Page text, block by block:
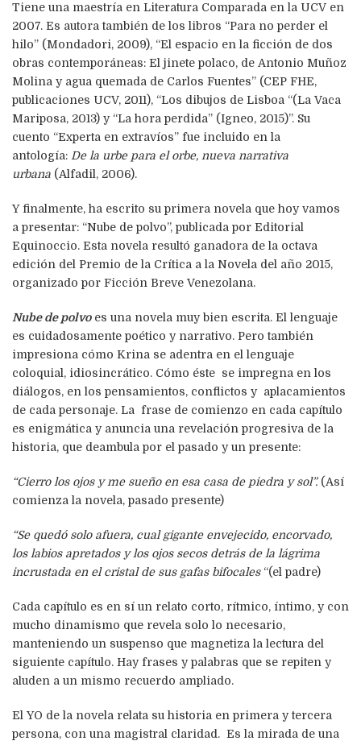
Tiene una maestría en Literatura Comparada en la UCV en
2007. Es autora también de los libros “Para no perder el
hilo” (Mondadori, 2009), “El espacio en la ficción de dos
obras contemporáneas: El jinete polaco, de Antonio Muñoz
Molina y agua quemada de Carlos Fuentes” (CEP FHE,
publicaciones UCV, 2011), “Los dibujos de Lisboa “(La Vaca
Mariposa, 2013) y “La hora perdida” (Igneo, 2015)”. Su
cuento “Experta en extravíos” fue incluido en la
antología: De la urbe para el orbe, nueva narrativa
urbana (Alfadil, 2006).
Y finalmente, ha escrito su primera novela que hoy vamos
a presentar: “Nube de polvo”, publicada por Editorial
Equinoccio. Esta novela resultó ganadora de la octava
edición del Premio de la Crítica a la Novela del año 2015,
organizado por Ficción Breve Venezolana.
Nube de polvoes una novela muy bien escrita. El lenguaje
es cuidadosamente poético y narrativo. Pero también
impresiona cómo Krina se adentra en el lenguaje
coloquial, idiosincrático. Cómo éste se impregna en los
diálogos, en los pensamientos, conflictos y aplacamientos
de cada personaje. La frase de comienzo en cada capítulo
es enigmática y anuncia una revelación progresiva de la
historia, que deambula por el pasado y un presente:
“Cierro los ojos y me sueño en esa casa de piedra y sol”.(Así
comienza la novela, pasado presente)
“Se quedó solo afuera, cual gigante envejecido, encorvado,
los labios apretados y los ojos secos detrás de la lágrima
incrustada en el cristal de sus gafas bifocales“(el padre)
Cada capítulo es en sí un relato corto, rítmico, íntimo, y con
mucho dinamismo que revela solo lo necesario,
manteniendo un suspenso que magnetiza la lectura del
siguiente capítulo. Hay frases y palabras que se repiten y
aluden a un mismo recuerdo ampliado.
El YO de la novela relata su historia en primera y tercera
persona, con una magistral claridad. Es la mirada de una